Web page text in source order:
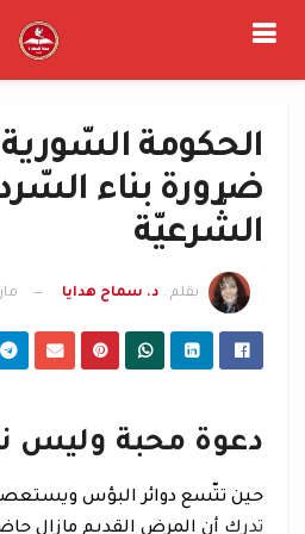
الحكومة السّورية
ضرورة بناء
الشّرعيّة
بقلم . د. سماح هدايا مارس
دعوة محبة وليس
حين تتّسع دوائر البؤس
تدرك أن المرض القديم مازال